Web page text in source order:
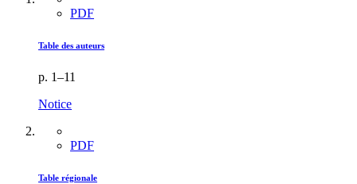
PDF
Table des auteurs
p. 1–11
Notice
PDF
Table régionale